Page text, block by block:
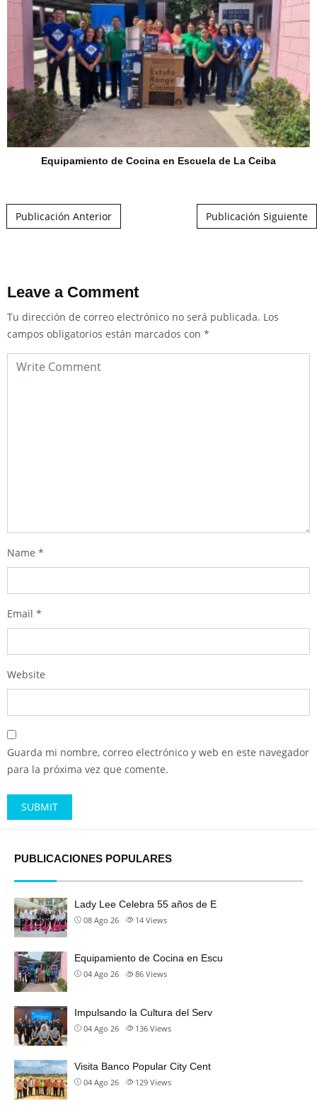
Equipamiento de Cocina en Escuela de La Ceiba
Publicación Anterior Publicación Siguiente
Leave a Comment
Tu dirección de correo electrónico no será publicada. Los
campos obligatorios están marcados con *
Name *
Email *
Website
Guarda mi nombre, correo electrónico y web en este navegador
para la próxima vez que comente.
PUBLICACIONES POPULARES
Lady Lee Celebra 55 años de E
08 Ago 26 14 Views
Equipamiento de Cocina en Escu
04 Ago 26 86 Views
Impulsando la Cultura del Serv
04 Ago 26 136 Views
Visita Banco Popular City Cent
04 Ago 26 129 Views